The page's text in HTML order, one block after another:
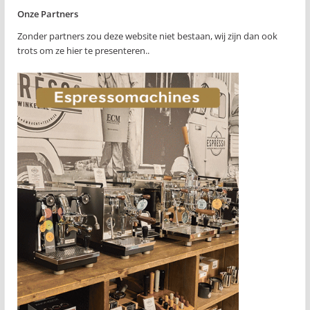
Onze Partners
Zonder partners zou deze website niet bestaan, wij zijn dan ook
trots om ze hier te presenteren..